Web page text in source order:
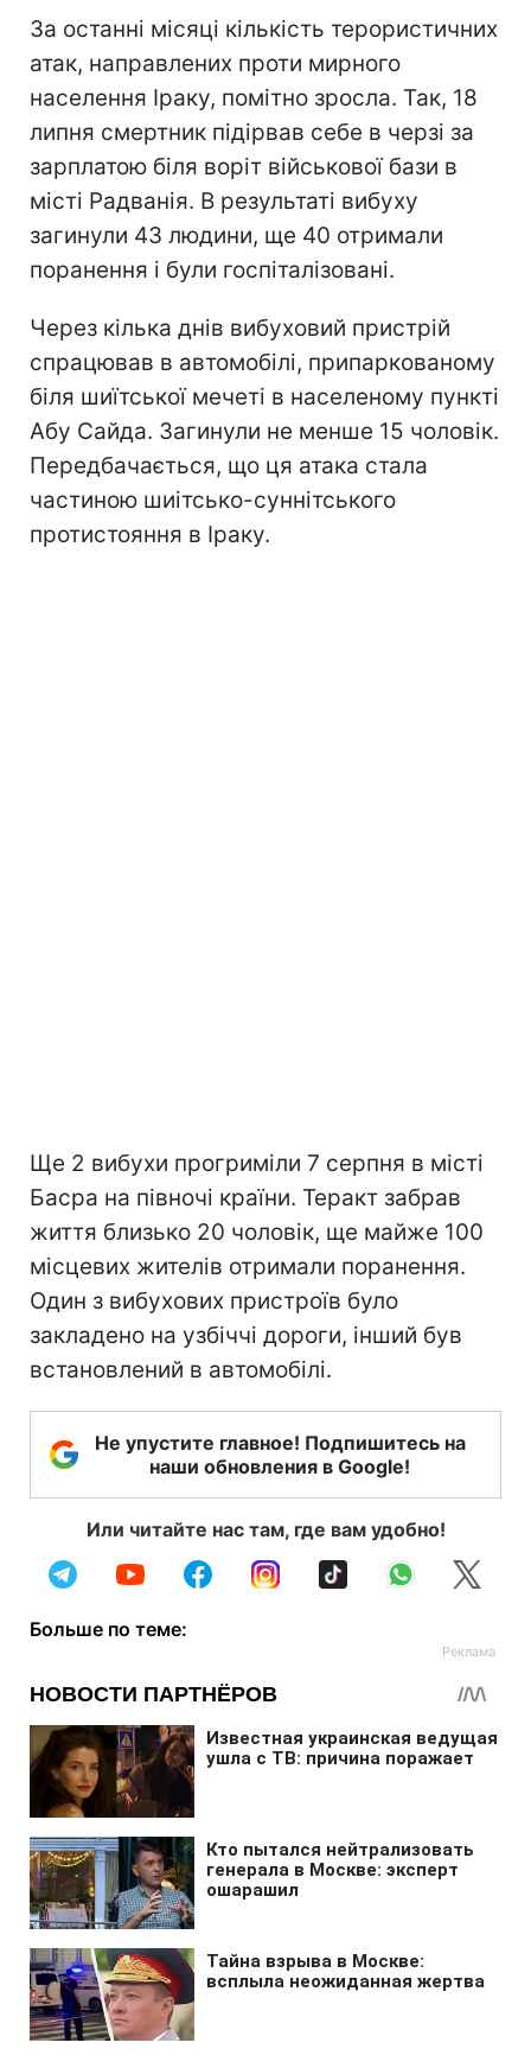
За останні місяці кількість терористичних
атак, направлених проти мирного
населення Іраку, помітно зросла. Так, 18
липня смертник підірвав себе в черзі за
зарплатою біля воріт військової бази в
місті Радванія. В результаті вибуху
загинули 43 людини, ще 40 отримали
поранення і були госпіталізовані.
Через кілька днів вибуховий пристрій
спрацював в автомобілі, припаркованому
біля шиїтської мечеті в населеному пункті
Абу Сайда. Загинули не менше 15 чоловік.
Передбачається, що ця атака стала
частиною шиітсько-суннітського
протистояння в Іраку.
Ще 2 вибухи прогриміли 7 серпня в місті
Басра на півночі країни. Теракт забрав
життя близько 20 чоловік, ще майже 100
місцевих жителів отримали поранення.
Один з вибухових пристроїв було
закладено на узбіччі дороги, інший був
встановлений в автомобілі.
Не упустите главное! Подпишитесь на
наши обновления в Google!
Или читайте нас там, где вам удобно!
Больше по теме: